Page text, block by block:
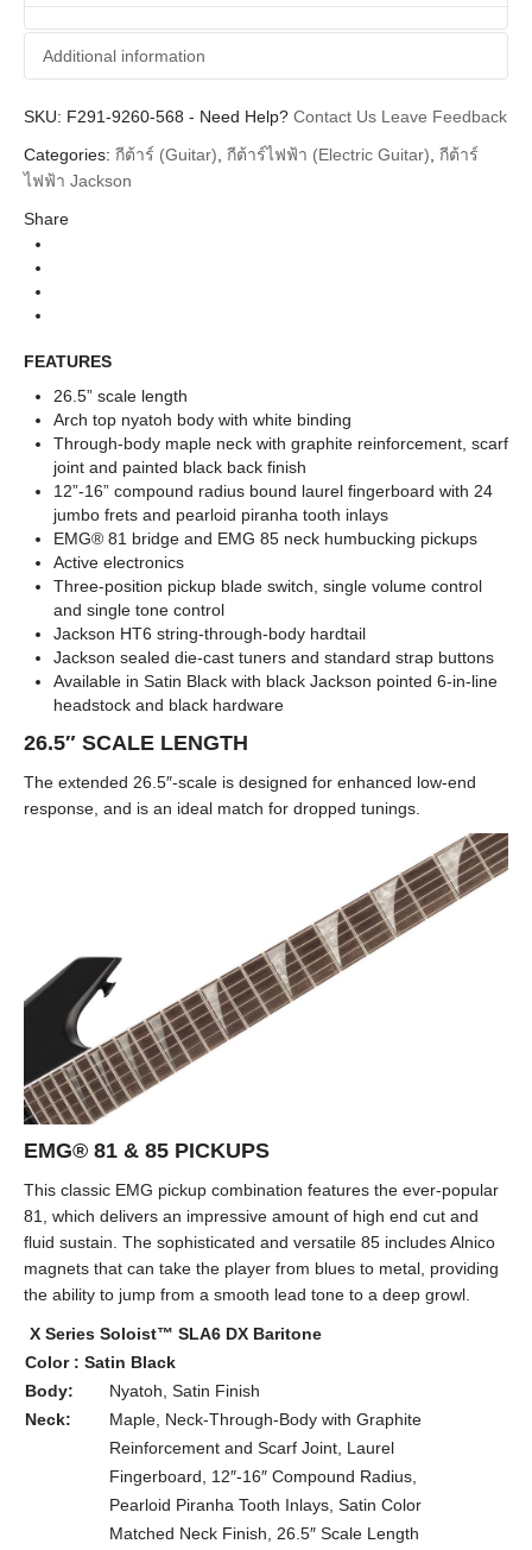
Additional information
Additional information
Brands Jackson
SKU: F291-9260-568 - Need Help? Contact Us Leave Feedback
Categories: กีต้าร์ (Guitar) กีต้าร์ไฟฟ้า (Electric Guitar) กีต้าร์
ไฟฟ้า Jackson
Share
FEATURES
26.5” scale length
Arch top nyatoh body with white binding
Through-body maple neck with graphite reinforcement, scarf
joint and painted black back finish
12”-16” compound radius bound laurel fingerboard with 24
jumbo frets and pearloid piranha tooth inlays
EMG® 81 bridge and EMG 85 neck humbucking pickups
Active electronics
Three-position pickup blade switch, single volume control
and single tone control
Jackson HT6 string-through-body hardtail
Jackson sealed die-cast tuners and standard strap buttons
Available in Satin Black with black Jackson pointed 6-in-line
headstock and black hardware
26.5″ SCALE LENGTH
The extended 26.5″-scale is designed for enhanced low-end
response, and is an ideal match for dropped tunings.
EMG® 81 & 85 PICKUPS
This classic EMG pickup combination features the ever-popular
81, which delivers an impressive amount of high end cut and
fluid sustain. The sophisticated and versatile 85 includes Alnico
magnets that can take the player from blues to metal, providing
the ability to jump from a smooth lead tone to a deep growl.
X Series Soloist™ SLA6 DX Baritone
Color : Satin Black
Body:
Nyatoh, Satin Finish
Neck:
Maple, Neck-Through-Body with Graphite
Reinforcement and Scarf Joint, Laurel
Fingerboard, 12″-16″ Compound Radius,
Pearloid Piranha Tooth Inlays, Satin Color
Matched Neck Finish, 26.5″ Scale Length